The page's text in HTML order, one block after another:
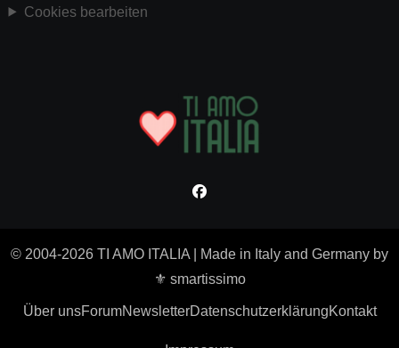
Cookies bearbeiten
© 2004-2026 TI AMO ITALIA
Made in Italy and Germany by
⚜ smartissimo
Über unsForumNewsletterDatenschutzerklärungKontakt